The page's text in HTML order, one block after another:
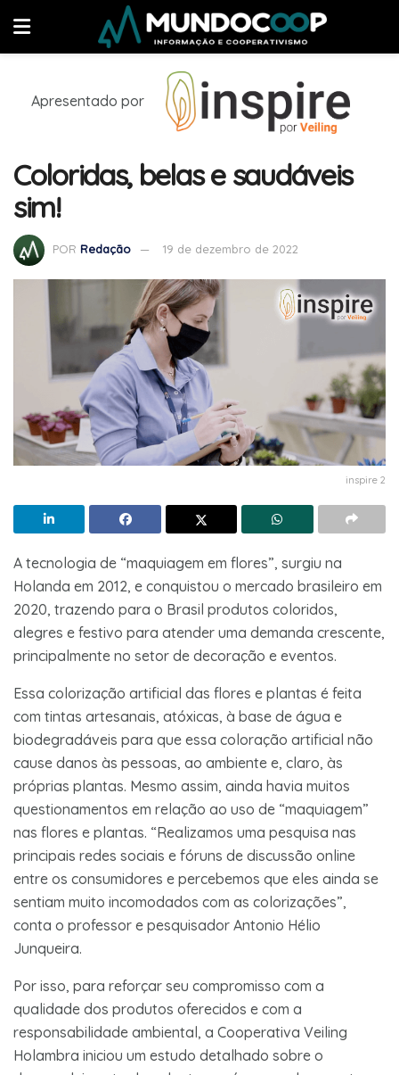
Apresentado por
Coloridas, belas e saudáveis
sim!
POR Redação 19 de dezembro de 2022
inspire 2
A tecnologia de “maquiagem em flores”, surgiu na
Holanda em 2012, e conquistou o mercado brasileiro em
2020, trazendo para o Brasil produtos coloridos,
alegres e festivo para atender uma demanda crescente,
principalmente no setor de decoração e eventos.
Essa colorização artificial das flores e plantas é feita
com tintas artesanais, atóxicas, à base de água e
biodegradáveis para que essa coloração artificial não
cause danos às pessoas, ao ambiente e, claro, às
próprias plantas. Mesmo assim, ainda havia muitos
questionamentos em relação ao uso de “maquiagem”
nas flores e plantas. “Realizamos uma pesquisa nas
principais redes sociais e fóruns de discussão online
entre os consumidores e percebemos que eles ainda se
sentiam muito incomodados com as colorizações”,
conta o professor e pesquisador Antonio Hélio
Junqueira.
Por isso, para reforçar seu compromisso com a
qualidade dos produtos oferecidos e com a
responsabilidade ambiental, a Cooperativa Veiling
Holambra iniciou um estudo detalhado sobre o